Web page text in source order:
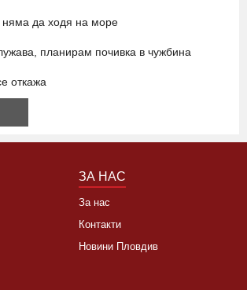
няма да ходя на море
планирам почивка в чужбина
откажа
ЗА НАС
За нас
Контакти
Новини Пловдив